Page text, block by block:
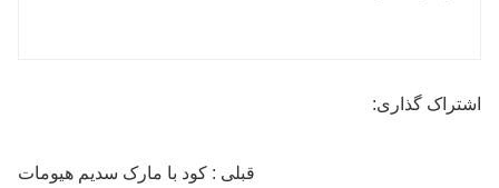
اشتراک گذاری:
قبلی : کود با مارک سدیم هیومات